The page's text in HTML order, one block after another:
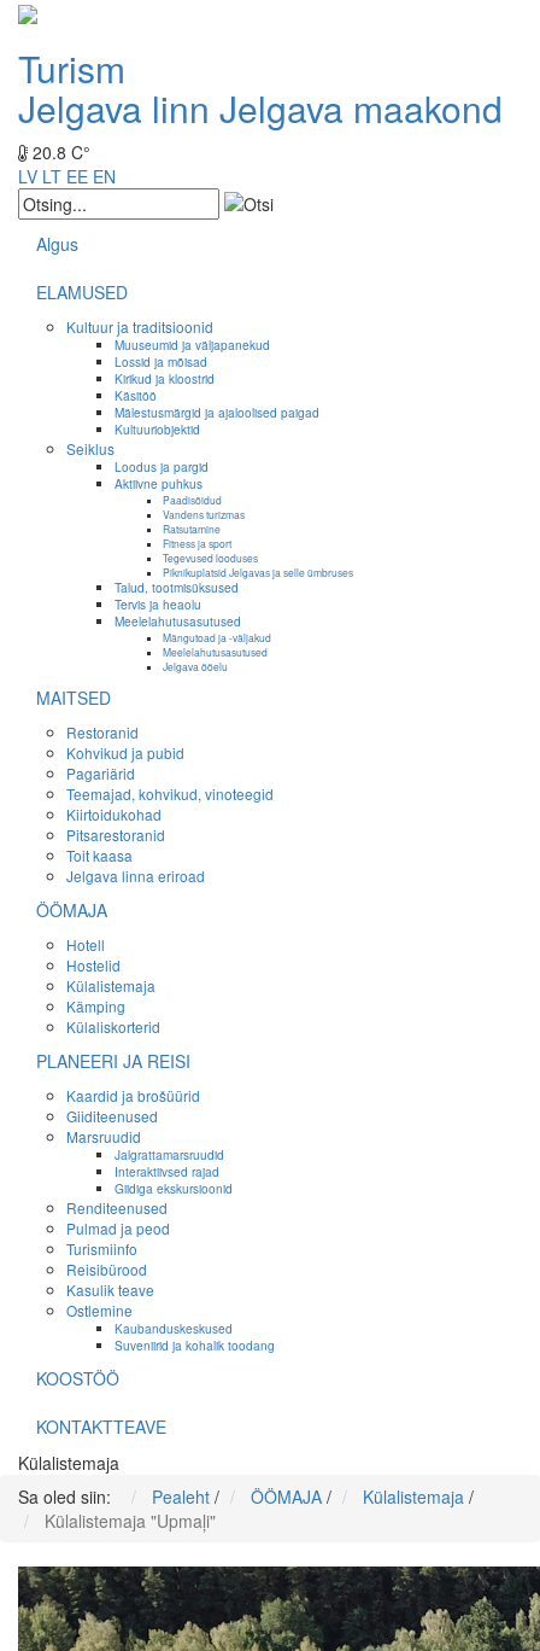
Turism
Jelgava linn Jelgava maakond
20.8 C°
LV LT EE EN
Algus
ELAMUSED
Kultuur ja traditsioonid
Muuseumid ja väljapanekud
Lossid ja mõisad
Kirikud ja kloostrid
Käsitöö
Mälestusmärgid ja ajaloolised paigad
Kultuuriobjektid
Seiklus
Loodus ja pargid
Aktiivne puhkus
Paadisõidud
Vandens turizmas
Ratsutamine
Fitness ja sport
Tegevused looduses
Piknikuplatsid Jelgavas ja selle ümbruses
Talud, tootmisüksused
Tervis ja heaolu
Meelelahutusasutused
Mängutoad ja -väljakud
Meelelahutusasutused
Jelgava ööelu
MAITSED
Restoranid
Kohvikud ja pubid
Pagariärid
Teemajad, kohvikud, vinoteegid
Kiirtoidukohad
Pitsarestoranid
Toit kaasa
Jelgava linna eriroad
ÖÖMAJA
Hotell
Hostelid
Külalistemaja
Kämping
Külaliskorterid
PLANEERI JA REISI
Kaardid ja brošüürid
Giiditeenused
Marsruudid
Jalgrattamarsruudid
Interaktiivsed rajad
Giidiga ekskursioonid
Renditeenused
Pulmad ja peod
Turismiinfo
Reisibürood
Kasulik teave
Ostlemine
Kaubanduskeskused
Suveniirid ja kohalik toodang
KOOSTÖÖ
KONTAKTTEAVE
Külalistemaja
Sa oled siin:
Pealeht / ÖÖMAJA / Külalistemaja /
Külalistemaja "Upmaļi"